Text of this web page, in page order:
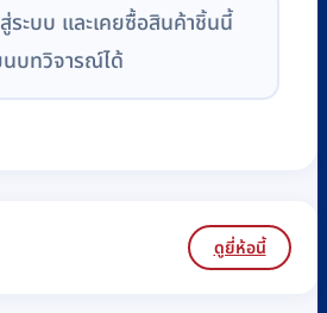
ระบบ และเคยซื้อสินค้าชิ้นนี้
นบทวิจารณ์ได้
ดูยี่ห้อนี้